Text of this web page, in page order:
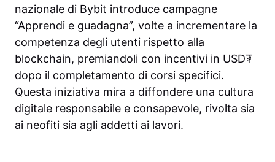
nazionale di Bybit introduce campagne
“Apprendi e guadagna”, volte a incrementare la
competenza degli utenti rispetto alla
blockchain, premiandoli con incentivi in USD₮
dopo il completamento di corsi specifici.
Questa iniziativa mira a diffondere una cultura
digitale responsabile e consapevole, rivolta sia
ai neofiti sia agli addetti ai lavori.